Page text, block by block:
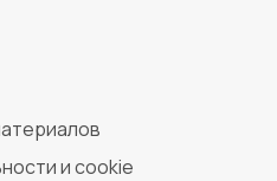
и cookie